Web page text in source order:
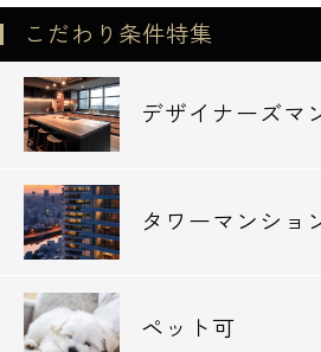
を
多数ご紹介可能です。
当日の内見でも経験豊富な
致しますので
エスアールホームまでお気
ください。
こだわり条件特集
デザイナーズマ
タワーマンショ
ペット可